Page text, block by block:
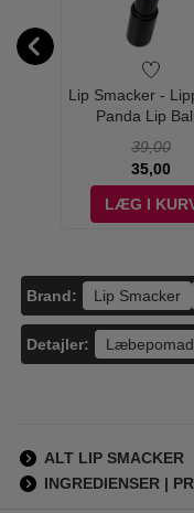
Lip Smacker -
Panda Lip
39,00
35,00
LÆG I
Brand: Lip Smacker
Detajler:
ALT LIP SMACKER
INGREDIENSER |